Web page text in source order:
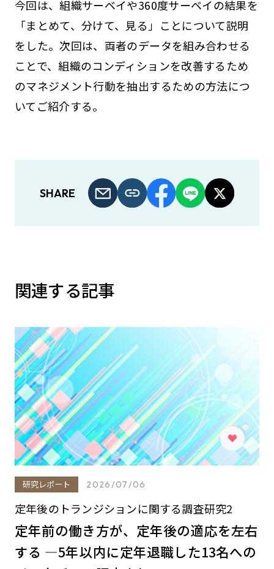
今回は、組織サーベイや360度サーベイの結果を
「まとめて、分けて、見る」ことについて説明
をした。次回は、両者のデータを組み合わせる
ことで、組織のコンディションを改善するため
のマネジメント行動を抽出するための方法につ
いてご紹介する。
SHARE
関連する記事
研究レポート 2026/07/06
定年後のトランジションに関する調査研究2
定年前の働き方が、定年後の適応を左右
する ―5年以内に定年退職した13名への